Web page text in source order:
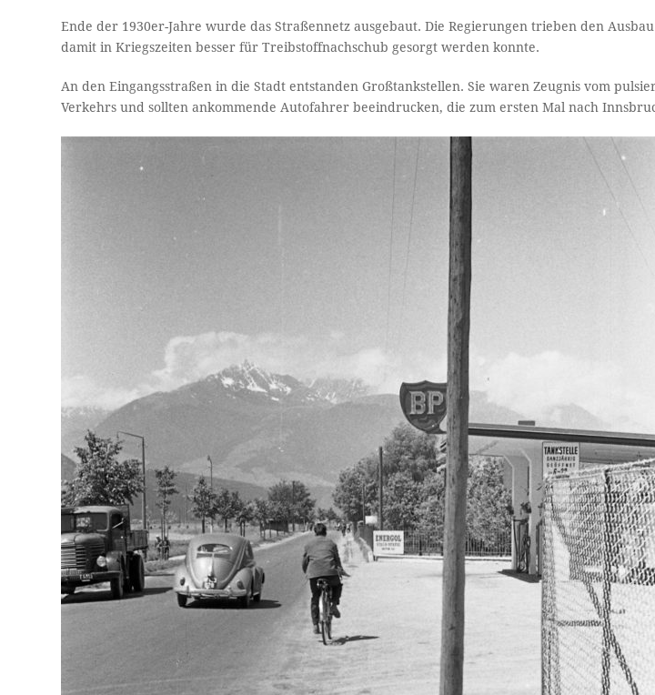
Ende der 1930er-Jahre wurde das Straßennetz ausgebaut. Die Regierungen trieben den
damit in Kriegszeiten besser für Treibstoffnachschub gesorgt werden konnte.
An den Eingangsstraßen in die Stadt entstanden Großtankstellen. Sie waren Zeugnis vom
Verkehrs und sollten ankommende Autofahrer beeindrucken, die zum ersten Mal nach